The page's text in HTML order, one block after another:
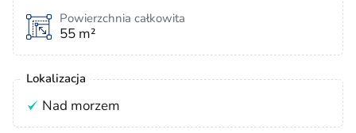
Powierzchnia całkowita
55 m²
Lokalizacja
Nad morzem